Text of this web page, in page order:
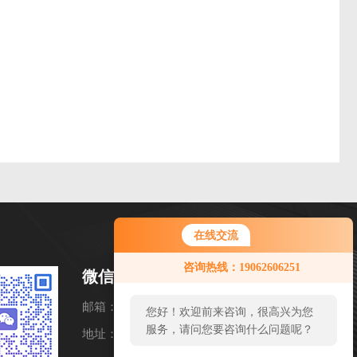
在线交流
咨询热线：19062606251
您好！欢迎前来咨询，很高兴为您
服务，请问您要咨询什么问题呢？
微信扫一扫
邮箱：19062606251@163.com
地址：山东省潍坊市高新区金马路1号欧龙科技园